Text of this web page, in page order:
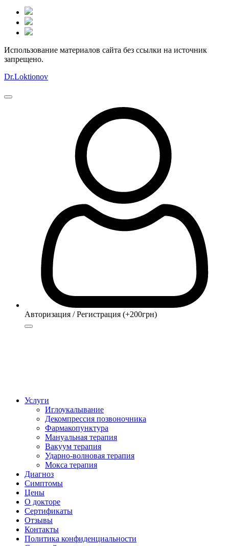
Использование материалов сайта без ссылки на источник
запрещено.
Dr.Loktionov
Авторизация / Регистрация (+200грн)
Услуги
Иглоукалывание
Декомпрессия позвоночника
Фармакопунктура
Мануальная терапия
Вакуум терапия
Ударно-волновая терапия
Мокса терапия
Диагноз
Симптомы
Цены
О докторе
Сертификаты
Отзывы
Контакты
Политика конфиденциальности